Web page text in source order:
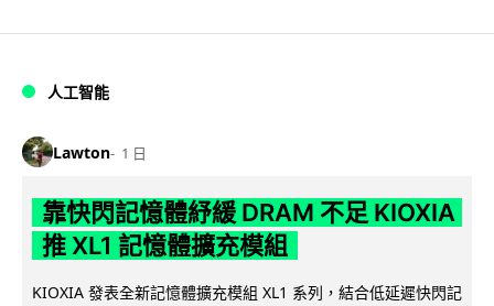
人工智能
Lawton 1 日
靠快閃記憶體紓緩 DRAM 不足 KIOXIA
推 XL1 記憶體擴充模組
KIOXIA 發表全新記憶體擴充模組 XL1 系列，結合低延遲快閃記